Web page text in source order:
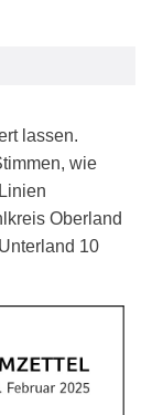
lassen.
wie
Oberland
10